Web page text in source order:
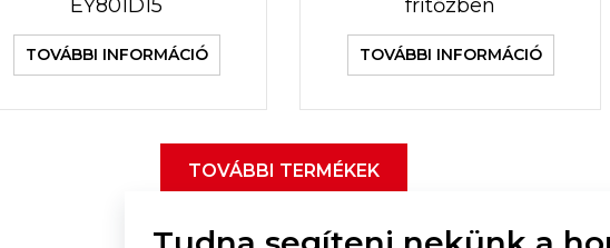
EY801D15
TOVÁBBI INFORMÁCIÓ
fritőzben
TOVÁBBI INFORMÁCIÓ
TOVÁBBI TERMÉKEK